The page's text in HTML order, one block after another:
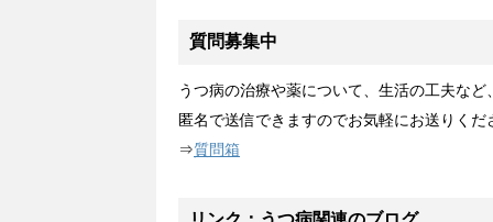
質問募集中
うつ病の治療や薬について、生活の工夫な
匿名で送信できますのでお気軽にお送りくだ
⇒質問箱